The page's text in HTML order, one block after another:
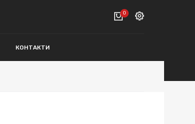
0
ВАШАТА КОЛИЧКА Е ПРАЗНА.
КОНТАКТИ